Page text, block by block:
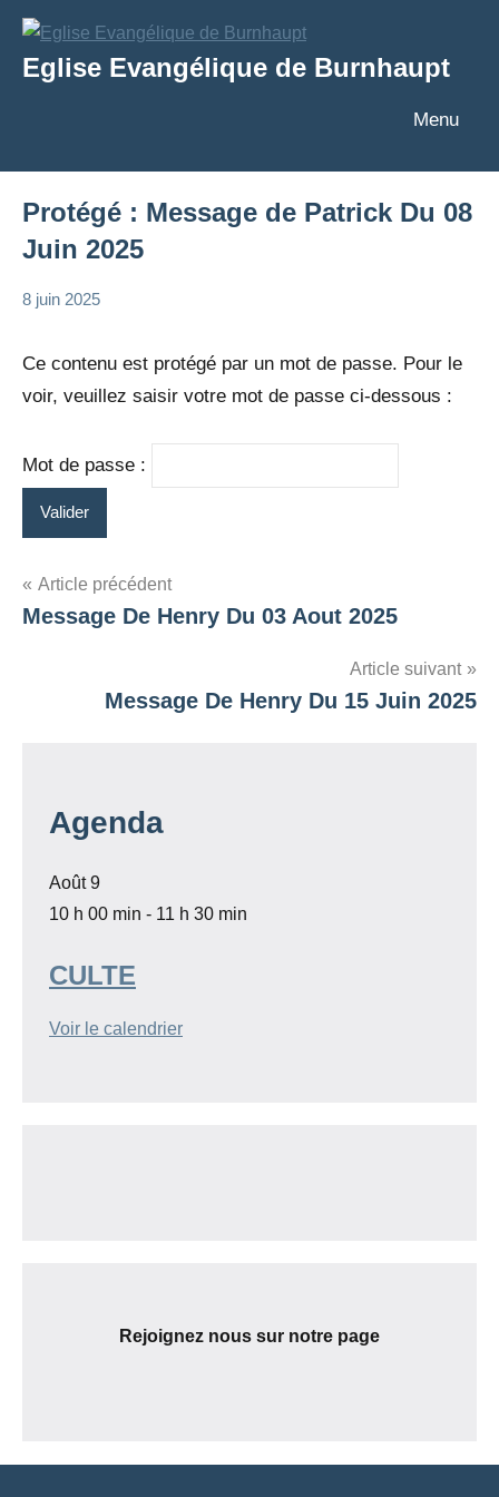
Aller
contenu
Eglise Evangélique de Burnhaupt
Texte
Menu
Protégé : Message de Patrick Du 08
Juin 2025
8 juin 2025
admin
Ce contenu est protégé par un mot de passe. Pour le
voir, veuillez saisir votre mot de passe ci-dessous :
Mot de passe :
Navigation
de
Article précédent
Message De Henry Du 03 Aout 2025
Article suivant
Message De Henry Du 15 Juin 2025
Agenda
Août9
10 h 00 min - 11 h 30 min
CULTE
Voir le calendrier
Rejoignez nous sur notre page